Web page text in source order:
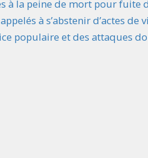
à la peine de mort pour fuite
à s’abstenir d’actes de
populaire et des attaques